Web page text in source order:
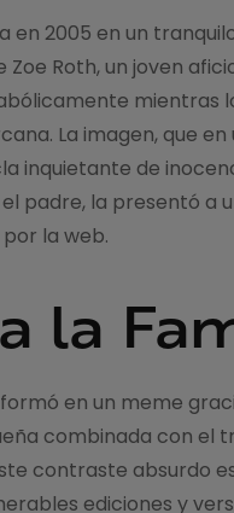
en 2005 en un
Zoe Roth, un joven
mientras
La imagen, que
inquietante de
padre, la presentó a
la web.
la
en un meme
combinada con el
contraste absurdo
ediciones y